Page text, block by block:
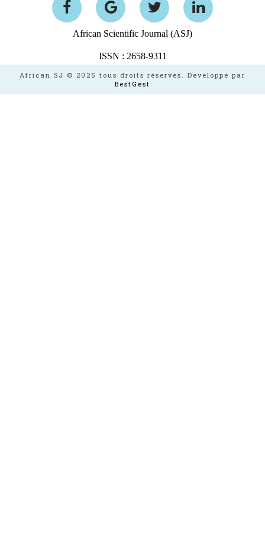
African Scientific Journal (ASJ)
ISSN : 2658-9311
African SJ © 2025 tous droits réservés. Developpé par
BestGest